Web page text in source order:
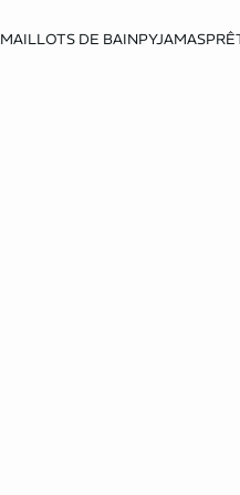
MAILLOTS DE BAINPYJAMAS